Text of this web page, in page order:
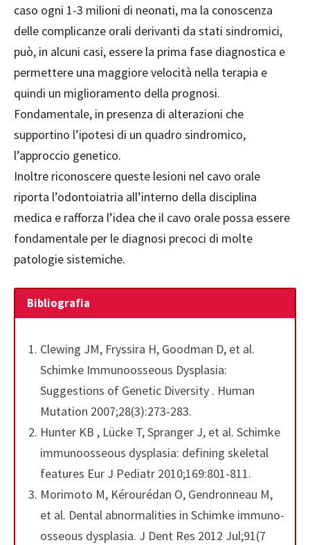
caso ogni 1-3 milioni di neonati, ma la conoscenza
delle complicanze orali derivanti da stati sindromici,
può, in alcuni casi, essere la prima fase diagnostica e
permettere una maggiore velocità nella terapia e
quindi un miglioramento della prognosi.
Fondamentale, in presenza di alterazioni che
supportino l’ipotesi di un quadro sindromico,
l’approccio genetico.
Inoltre riconoscere queste lesioni nel cavo orale
riporta l’odontoiatria all’interno della disciplina
medica e rafforza l’idea che il cavo orale possa essere
fondamentale per le diagnosi precoci di molte
patologie sistemiche.
Bibliografia
Clewing JM, Fryssira H, Goodman D, et al.
Schimke Immunoosseous Dysplasia:
Suggestions of Genetic Diversity . Human
Mutation 2007;28(3):273-283.
Hunter KB , Lücke T, Spranger J, et al. Schimke
immunoosseous dysplasia: defining skeletal
features Eur J Pediatr 2010;169:801-811.
Morimoto M, Kérourédan O, Gendronneau M,
et al. Dental abnormalities in Schimke immuno-
osseous dysplasia. J Dent Res 2012 Jul;91(7